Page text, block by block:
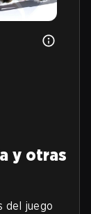
y otras
del juego